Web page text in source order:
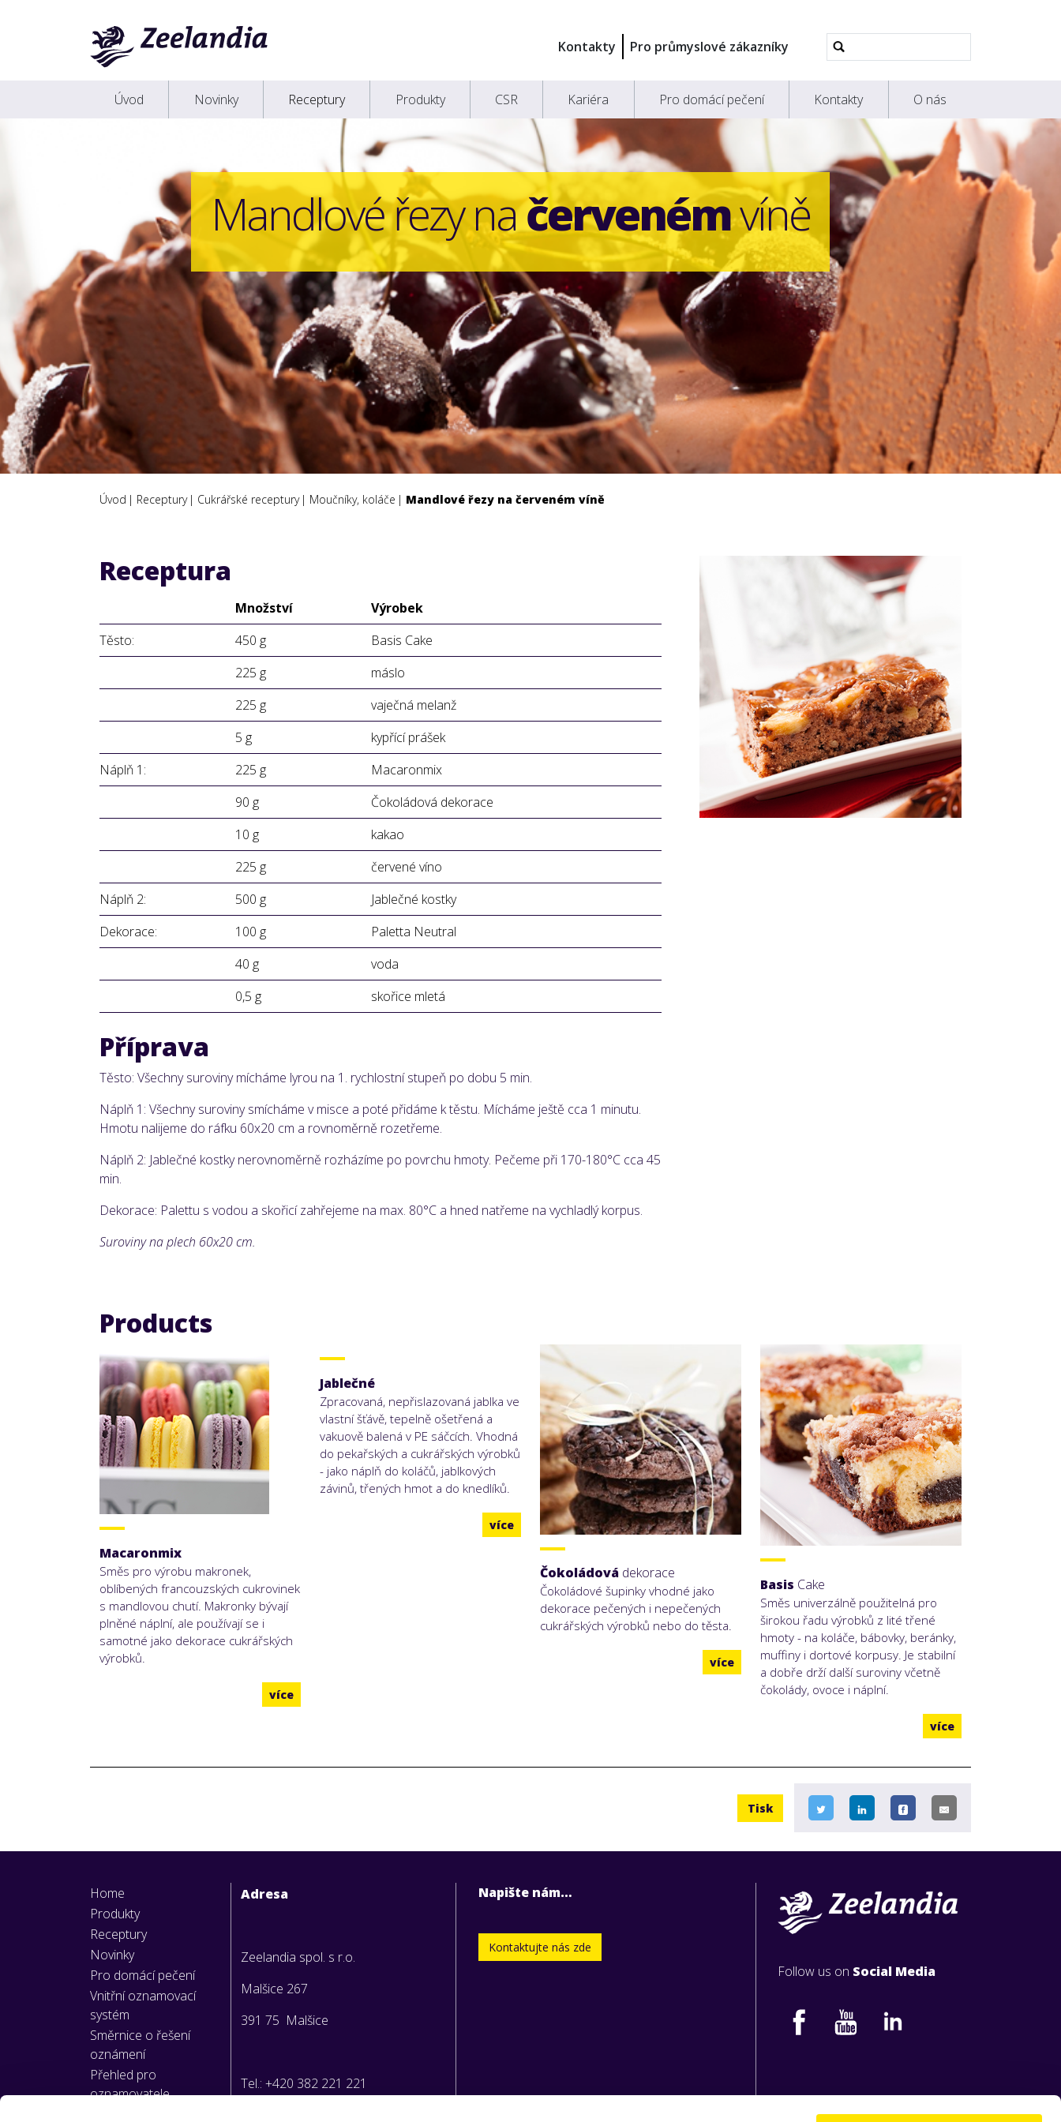
Kontakty Pro průmyslové zákazníky
Pokročilé
vyhledávání...
Úvod Novinky Receptury Produkty CSR Kariéra Pro domácí pečení Kontakty O nás
Mandlové řezy načervenémvíně
Úvod Receptury Cukrářské receptury Moučníky, koláče Mandlové řezy na červeném víně
Receptura
Množství
Výrobek
Těsto:
450 g
Basis Cake
225 g
máslo
225 g
vaječná melanž
5 g
kypřící prášek
Náplň 1:
225 g
Macaronmix
90 g
Čokoládová dekorace
10 g
kakao
225 g
červené víno
Náplň 2:
500 g
Jablečné kostky
Dekorace:
100 g
Paletta Neutral
40 g
voda
0,5 g
skořice mletá
Příprava
Těsto: Všechny suroviny mícháme lyrou na 1. rychlostní stupeň po dobu 5 min.
Náplň 1: Všechny suroviny smícháme v misce a poté přidáme k těstu. Mícháme ještě cca 1 minutu.
Hmotu nalijeme do ráfku 60x20 cm a rovnoměrně rozetřeme.
Náplň 2: Jablečné kostky nerovnoměrně rozházíme po povrchu hmoty. Pečeme při 170-180°C cca 45
min.
Dekorace: Palettu s vodou a skořicí zahřejeme na max. 80°C a hned natřeme na vychladlý korpus.
Suroviny na plech 60x20 cm.
Products
Macaronmix
Směs pro výrobu makronek,
oblíbených francouzských cukrovinek
s mandlovou chutí. Makronky bývají
plněné náplní, ale používají se i
samotné jako dekorace cukrářských
výrobků.
více
Jablečné
Zpracovaná, nepřislazovaná jablka ve
vlastní šťávě, tepelně ošetřená a
vakuově balená v PE sáčcích. Vhodná
do pekařských a cukrářských výrobků
- jako náplň do koláčů, jablkových
závinů, třených hmot a do knedlíků.
více
Čokoládová dekorace
Čokoládové šupinky vhodné jako
dekorace pečených i nepečených
cukrářských výrobků nebo do těsta.
více
Basis Cake
Směs univerzálně použitelná pro
širokou řadu výrobků z lité třené
hmoty - na koláče, bábovky, beránky,
muffiny i dortové korpusy. Je stabilní
a dobře drží další suroviny včetně
čokolády, ovoce i náplní.
více
Tisk
Home
Produkty
Receptury
Novinky
Pro domácí pečení
Vnitřní oznamovací
systém
Směrnice o řešení
oznámení
Přehled pro
oznamovatele
Adresa
Zeelandia spol. s r.o.
Malšice 267
391 75 Malšice
Tel.: +420 382 221 221
Napište nám…
Kontaktujte nás zde
Follow us on Social Media